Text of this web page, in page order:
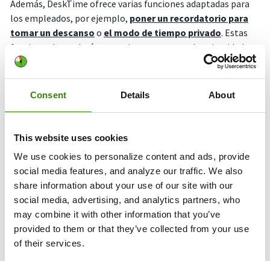
Consent Details About
This website uses cookies
We use cookies to personalize content and ads, provide
social media features, and analyze our traffic. We also
share information about your use of our site with our
social media, advertising, and analytics partners, who
may combine it with other information that you’ve
provided to them or that they’ve collected from your use
of their services.
Además, DeskTime ofrece varias funciones adaptadas para
los empleados, por ejemplo, poner un recordatorio para
tomar un descanso o el modo de tiempo privado. Estas
funciones le ayudará a su equipo a mantener la privacidad y
prevenir el agotamiento. Estar pendiente de los datos de los
empleados le permite no solo ver quiénes están aflojando,
sino también ver quiénes han trabajado demasiado y
aumentar la productividad
ELIJA:
¿Alguna vez le ha pasado que después de la jornada laboral se
queda pensando en dónde pasó el tiempo? Si le suena,